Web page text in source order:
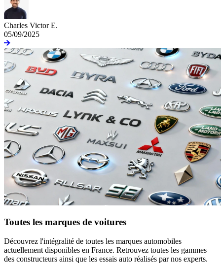
Charles Victor E.
05/09/2025
Toutes les marques de voitures
Découvrez l'intégralité de toutes les marques automobiles
actuellement disponibles en France. Retrouvez toutes les gammes
des constructeurs ainsi que les essais auto réalisés par nos experts.